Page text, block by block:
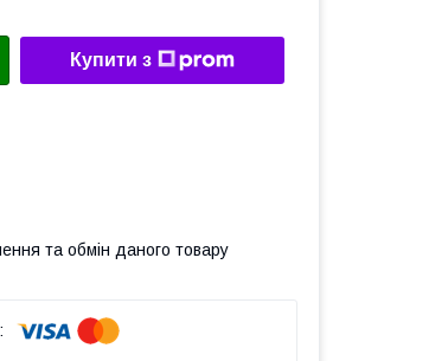
Купити з
та обмін даного товару